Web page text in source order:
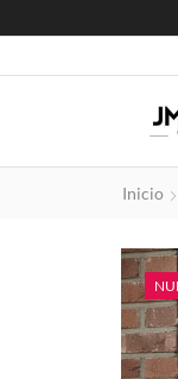
Inicio